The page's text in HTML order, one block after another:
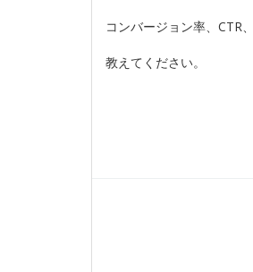
コンバージョン率、CTR
教えてください。